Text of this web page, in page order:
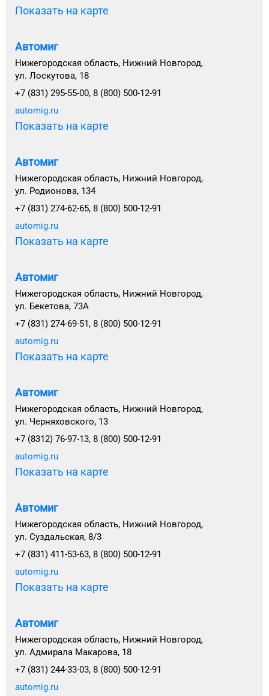
Показать на карте
Автомиг
Нижегородская область, Нижний Новгород,
ул. Лоскутова, 18
+7 (831) 295-55-00, 8 (800) 500-12-91
automig.ru
Показать на карте
Автомиг
Нижегородская область, Нижний Новгород,
ул. Родионова, 134
+7 (831) 274-62-65, 8 (800) 500-12-91
automig.ru
Показать на карте
Автомиг
Нижегородская область, Нижний Новгород,
ул. Бекетова, 73А
+7 (831) 274-69-51, 8 (800) 500-12-91
automig.ru
Показать на карте
Автомиг
Нижегородская область, Нижний Новгород,
ул. Черняховского, 13
+7 (8312) 76-97-13, 8 (800) 500-12-91
automig.ru
Показать на карте
Автомиг
Нижегородская область, Нижний Новгород,
ул. Суздальская, 8/3
+7 (831) 411-53-63, 8 (800) 500-12-91
automig.ru
Показать на карте
Автомиг
Нижегородская область, Нижний Новгород,
ул. Адмирала Макарова, 18
+7 (831) 244-33-03, 8 (800) 500-12-91
automig.ru